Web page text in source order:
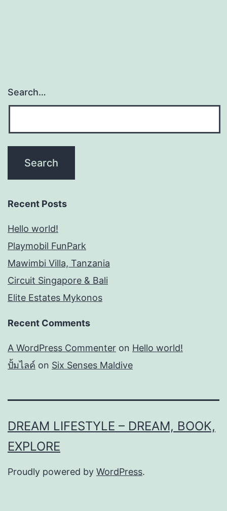
Search…
Recent Posts
Hello world!
Playmobil FunPark
Mawimbi Villa, Tanzania
Circuit Singapore & Bali
Elite Estates Mykonos
Recent Comments
A WordPress Commenter on Hello world!
ปั้มไลค์ on Six Senses Maldive
DREAM LIFESTYLE – DREAM, BOOK,
EXPLORE
Proudly powered by WordPress.